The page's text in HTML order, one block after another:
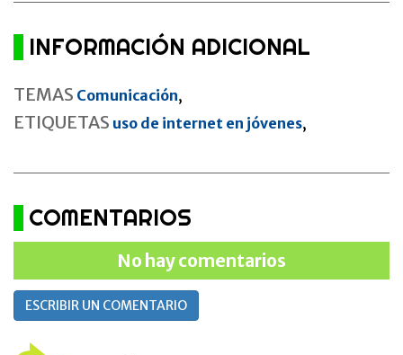
INFORMACIÓN ADICIONAL
TEMAS Comunicación,
ETIQUETAS uso de internet en jóvenes,
COMENTARIOS
No hay comentarios
ESCRIBIR UN COMENTARIO